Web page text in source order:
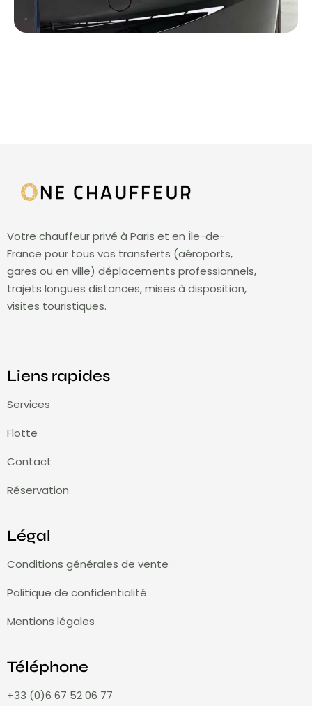
Votre chauffeur privé à Paris et en Île-de-
France pour tous vos transferts (aéroports,
gares ou en ville) déplacements professionnels,
trajets longues distances, mises à disposition,
visites touristiques.
Liens rapides
Services
Flotte
Contact
Réservation
Légal
Conditions générales de vente
Politique de confidentialité
Mentions légales
Téléphone
+33 (0)6 67 52 06 77